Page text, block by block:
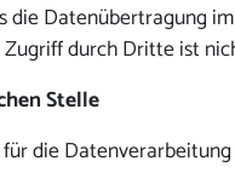
die Datenübertragung
durch Dritte ist
Stelle
die